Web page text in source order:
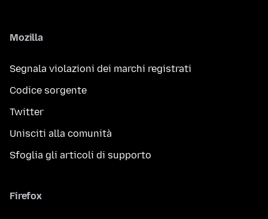
Mozilla
Segnala violazioni dei marchi registrati
Codice sorgente
Twitter
Unisciti alla comunità
Sfoglia gli articoli di supporto
Firefox